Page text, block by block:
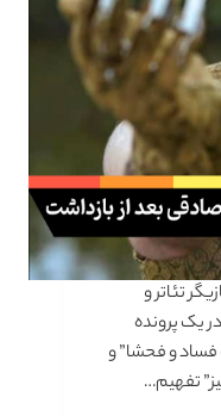
تئاتر و
یک پرونده
فساد و فحشا” و
تفهیم…